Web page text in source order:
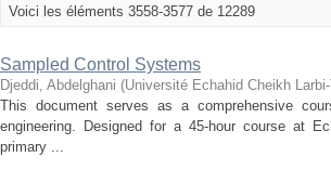
Voici les éléments 3558-3577 de 12289
Sampled Control Systems
Djeddi, Abdelghani (Université Echahid Cheikh
This document serves as a comprehensive
engineering. Designed for a 45-hour course at
primary ...